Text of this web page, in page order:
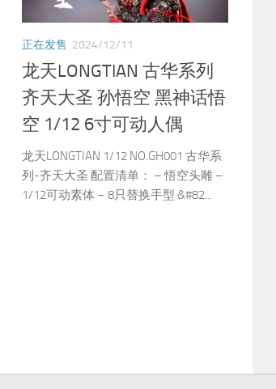
正在发售 2024/12/11
龙天LONGTIAN 古华系列
齐天大圣 孙悟空 黑神话悟
空 1/12 6寸可动人偶
龙天LONGTIAN 1/12 NO.GH001 古华系
列-齐天大圣 配置清单： – 悟空头雕 –
1/12可动素体 – 8只替换手型 &#82...